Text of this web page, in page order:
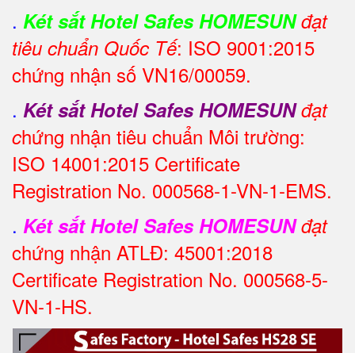
. Két sắt Hotel Safes HOMESUNđạt
tiêu chuẩn Quốc Tế: ISO 9001:2015
chứng nhận số VN16/00059.
. Két sắt Hotel Safes HOMESUNđạt
chứng nhận tiêu chuẩn Môi trường:
ISO 14001:2015 Certificate
Registration No. 000568-1-VN-1-EMS.
. Két sắt Hotel Safes HOMESUNđạt
chứng nhận ATLĐ: 45001:2018
Certificate Registration No. 000568-5-
VN-1-HS.